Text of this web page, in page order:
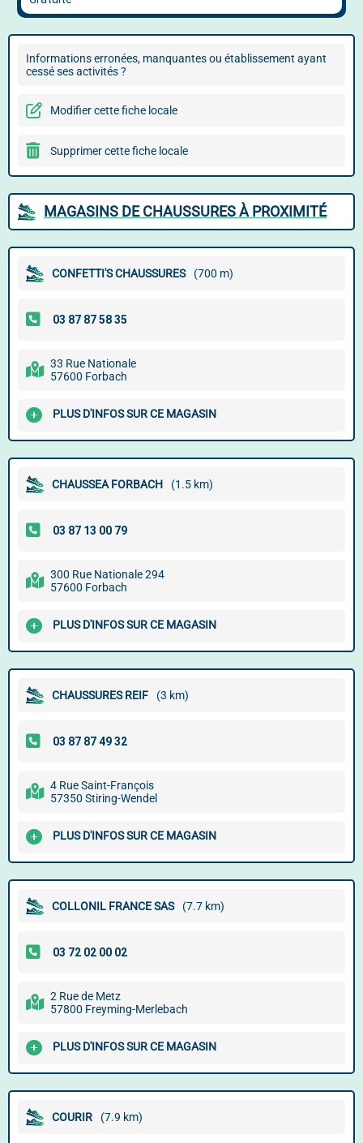
Informations erronées, manquantes ou établissement ayant
cessé ses activités ?
Modifier cette fiche locale
Supprimer cette fiche locale
MAGASINS DE CHAUSSURES À PROXIMITÉ
CONFETTI'S CHAUSSURES (700 m)
33 Rue Nationale
57600 Forbach
PLUS D'INFOS SUR CE MAGASIN
CHAUSSEA FORBACH (1.5 km)
300 Rue Nationale 294
57600 Forbach
PLUS D'INFOS SUR CE MAGASIN
CHAUSSURES REIF (3 km)
4 Rue Saint-François
57350 Stiring-Wendel
PLUS D'INFOS SUR CE MAGASIN
COLLONIL FRANCE SAS (7.7 km)
2 Rue de Metz
57800 Freyming-Merlebach
PLUS D'INFOS SUR CE MAGASIN
COURIR (7.9 km)